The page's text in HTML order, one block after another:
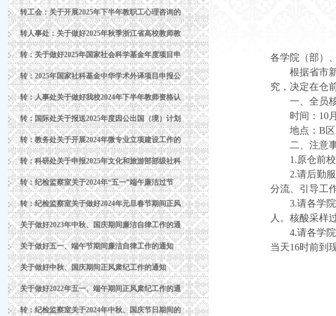
转工会：关于开展2025年下半年教职工心理咨询的
转人事处：关于做好2025年秋季浙江省高校教师教
转：关于做好2025年国家社会科学基金年度项目申
转：2025年国家社科基金中华学术外译项目申报公
转：人事处关于做好我校2024年下半年教师资格认
转：国际处关于报送2025年度因公出国（境）计划
转：教务处关于开展2024年微专业立项建设工作的
转：科研处关于申报2025年文化和旅游部部级社科
转：纪检监察室关于2024年“五一”端午廉洁过节
转：纪检监察室关于做好2024年元旦春节期间正风
关于做好2023年中秋、国庆期间廉洁自律工作的通
关于做好五一、端午节期间廉洁自律工作的通知
关于做好中秋、国庆期间正风肃纪工作的通知
关于做好2022年五一、端午期间正风肃纪工作的通
转：纪检监察室关于2024年中秋、国庆节日期间的
各学院（部）
根据省市
究，决定在仓
一、全员
时间：10
地点：B区
二、注意
1.原仓前
2.请后勤
分流、引导工
3.请各学
人。核酸采样
4.请各学
当天16时前到